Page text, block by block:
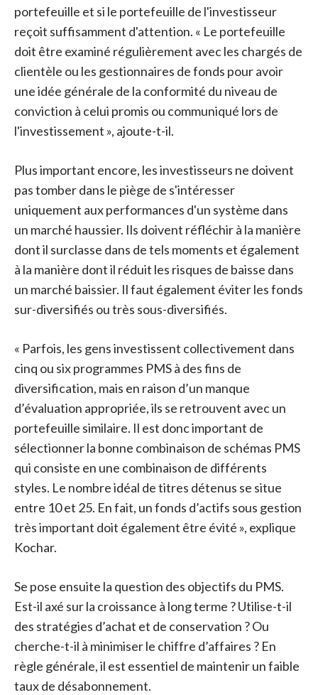
portefeuille et si le portefeuille de l'investisseur
reçoit suffisamment d'attention. « Le portefeuille
doit être examiné régulièrement avec les chargés de
clientèle ou les gestionnaires de fonds pour avoir
une idée générale de la conformité du niveau de
conviction à celui promis ou communiqué lors de
l'investissement », ajoute-t-il.
Plus important encore, les investisseurs ne doivent
pas tomber dans le piège de s'intéresser
uniquement aux performances d'un système dans
un marché haussier. Ils doivent réfléchir à la manière
dont il surclasse dans de tels moments et également
à la manière dont il réduit les risques de baisse dans
un marché baissier. Il faut également éviter les fonds
sur-diversifiés ou très sous-diversifiés.
« Parfois, les gens investissent collectivement dans
cinq ou six programmes PMS à des fins de
diversification, mais en raison d’un manque
d’évaluation appropriée, ils se retrouvent avec un
portefeuille similaire. Il est donc important de
sélectionner la bonne combinaison de schémas PMS
qui consiste en une combinaison de différents
styles. Le nombre idéal de titres détenus se situe
entre 10 et 25. En fait, un fonds d’actifs sous gestion
très important doit également être évité », explique
Kochar.
Se pose ensuite la question des objectifs du PMS.
Est-il axé sur la croissance à long terme ? Utilise-t-il
des stratégies d’achat et de conservation ? Ou
cherche-t-il à minimiser le chiffre d’affaires ? En
règle générale, il est essentiel de maintenir un faible
taux de désabonnement.